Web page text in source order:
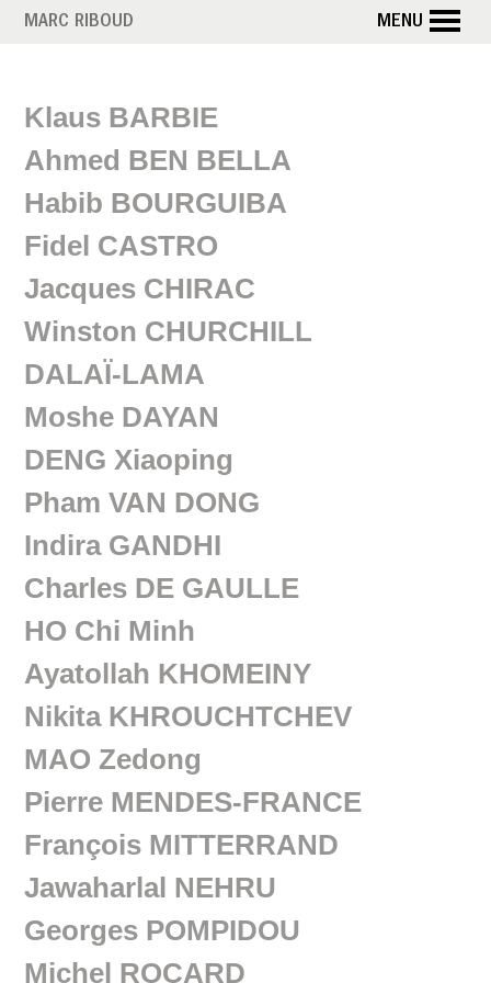
AllerMARC RIBOUD MENU
o
l
i
t
i
q
u
e
s
Klaus BARBIE
Ahmed BEN BELLA
Habib BOURGUIBA
Fidel CASTRO
Jacques CHIRAC
Winston CHURCHILL
DALAÏ-LAMA
Moshe DAYAN
DENG Xiaoping
Pham VAN DONG
Indira GANDHI
Charles DE GAULLE
HO Chi Minh
Ayatollah KHOMEINY
Nikita KHROUCHTCHEV
MAO Zedong
Pierre MENDES-FRANCE
François MITTERRAND
Jawaharlal NEHRU
Georges POMPIDOU
Michel ROCARD